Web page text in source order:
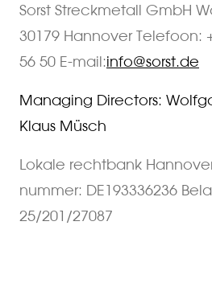
Sorst Streckmetall GmbH
30179 Hannover Telefoon:
56 50 E-mail:info@sorst.de
Managing Directors:
Klaus Müsch
Lokale rechtbank Hannover
nummer: DE193336236
25/201/27087